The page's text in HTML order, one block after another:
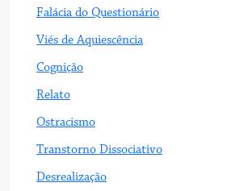
Falácia do Questionário
Viés de Aquiescência
Cognição
Relato
Ostracismo
Transtorno Dissociativo
Desrealização